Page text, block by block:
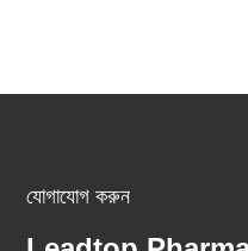
যোগাযোগ করুন